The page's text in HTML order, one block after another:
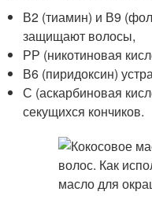
В2 (тиамин) и В9
защищают волосы,
РР (никотиновая
В6 (пиридоксин)
С (аскарбиновая
секущихся кончиков.